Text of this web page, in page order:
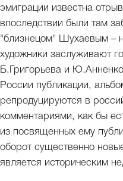
эмиграции известна
впоследствии были там
"близнецом" Шухаевым –
художники заслуживают
Б.Григорьева и
России публикации,
репродуцируются в
комментариями, как бы
из посвященных ему
оборот существенно
является историческим